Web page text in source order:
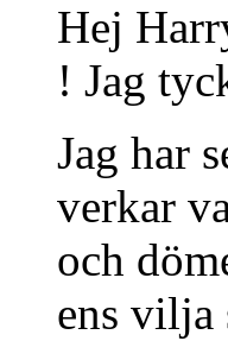
Hej
! Jag
Jag har
verkar
och
ens vilja